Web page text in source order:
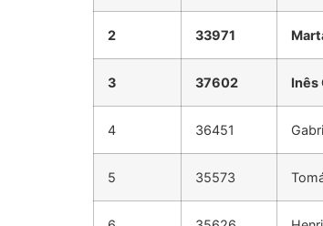
2 33971
3 37602 Inês
4 36451
5 35573